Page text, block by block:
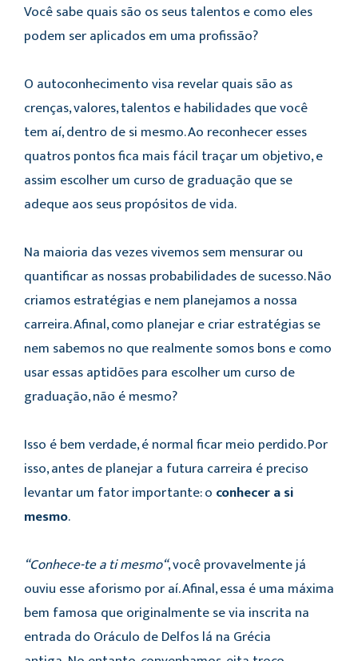
Você sabe quais são os seus talentos e como eles
podem ser aplicados em uma profissão?
O autoconhecimento visa revelar quais são as
crenças, valores, talentos e habilidades que você
tem aí, dentro de si mesmo. Ao reconhecer esses
quatros pontos fica mais fácil traçar um objetivo, e
assim escolher um curso de graduação que se
adeque aos seus propósitos de vida.
Na maioria das vezes vivemos sem mensurar ou
quantificar as nossas probabilidades de sucesso. Não
criamos estratégias e nem planejamos a nossa
carreira. Afinal, como planejar e criar estratégias se
nem sabemos no que realmente somos bons e como
usar essas aptidões para escolher um curso de
graduação, não é mesmo?
Isso é bem verdade, é normal ficar meio perdido. Por
isso, antes de planejar a futura carreira é preciso
levantar um fator importante: o conhecer a si
mesmo.
“Conhece-te a ti mesmo“, você provavelmente já
ouviu esse aforismo por aí. Afinal, essa é uma máxima
bem famosa que originalmente se via inscrita na
entrada do Oráculo de Delfos lá na Grécia